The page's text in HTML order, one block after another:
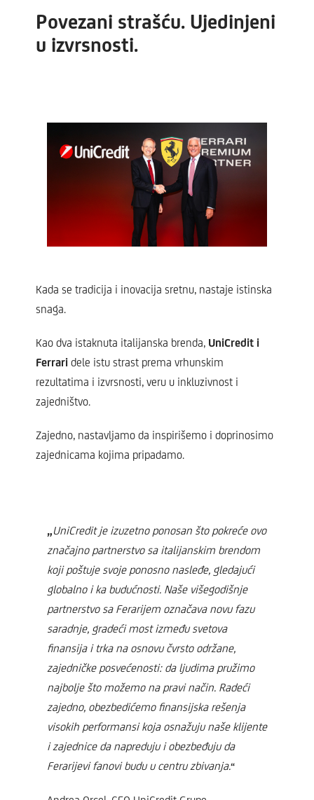
Povezani strašću. Ujedinjeni
u izvrsnosti.
Kada se tradicija i inovacija sretnu, nastaje istinska
snaga.
Kao dva istaknuta italijanska brenda, UniCredit i
Ferrari dele istu strast prema vrhunskim
rezultatima i izvrsnosti, veru u inkluzivnost i
zajedništvo.
Zajedno, nastavljamo da inspirišemo i doprinosimo
zajednicama kojima pripadamo.
„UniCredit je izuzetno ponosan što pokreće ovo
značajno partnerstvo sa italijanskim brendom
koji poštuje svoje ponosno nasleđe, gledajući
globalno i ka budućnosti. Naše višegodišnje
partnerstvo sa Ferarijem označava novu fazu
saradnje, gradeći most između svetova
finansija i trka na osnovu čvrsto održane,
zajedničke posvećenosti: da ljudima pružimo
najbolje što možemo na pravi način. Radeći
zajedno, obezbedićemo finansijska rešenja
visokih performansi koja osnažuju naše klijente
i zajednice da napreduju i obezbeđuju da
Ferarijevi fanovi budu u centru zbivanja.“